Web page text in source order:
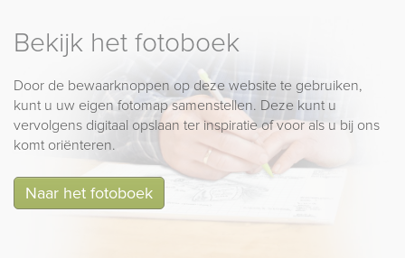
Bekijk het fotoboek
Door de bewaarknoppen op deze website te gebruiken,
kunt u uw eigen fotomap samenstellen. Deze kunt u
vervolgens digitaal opslaan ter inspiratie of voor als u bij ons
komt oriënteren.
Naar het fotoboek